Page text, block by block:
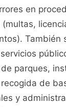
en
También
parques,
de
y